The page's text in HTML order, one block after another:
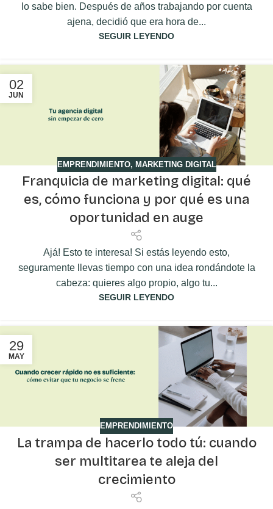
lo sabe bien. Después de años trabajando por cuenta
ajena, decidió que era hora de...
SEGUIR LEYENDO
02
JUN
EMPRENDIMIENTO, MARKETING DIGITAL
Franquicia de marketing digital: qué
es, cómo funciona y por qué es una
oportunidad en auge
Ajá! Esto te interesa! Si estás leyendo esto,
seguramente llevas tiempo con una idea rondándote la
cabeza: quieres algo propio, algo tu...
SEGUIR LEYENDO
29
MAY
EMPRENDIMIENTO
La trampa de hacerlo todo tú: cuando
ser multitarea te aleja del
crecimiento